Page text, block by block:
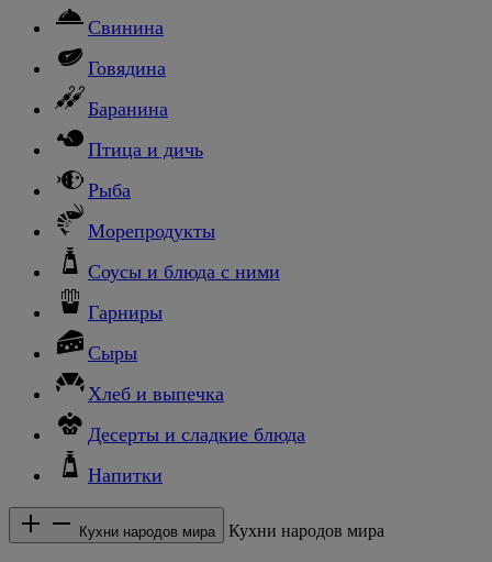
Свинина
Говядина
Баранина
Птица и дичь
Рыба
Морепродукты
Соусы и блюда с ними
Гарниры
Сыры
Хлеб и выпечка
Десерты и сладкие блюда
Напитки
Кухни народов мира Кухни народов мира